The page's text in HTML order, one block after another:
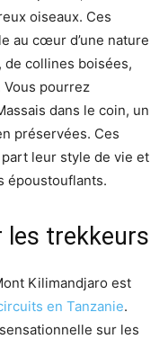
oiseaux. Ces
au cœur d’une nature
de collines boisées,
pourrez
dans le coin, un
préservées. Ces
leur style de vie et
époustouflants.
les trekkeurs
Kilimandjaro est
en Tanzanie.
sur les